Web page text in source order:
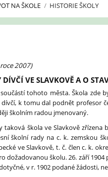
NA ŠKOLE / HISTORIE ŠKOLY
2007)
DÍVČÍ VE SLAVKOVĚ A O
tohoto města. Škola zde
k tomu dal podnět profesor
školním radou jmenovaný.
taková škola ve Slavkově
školní rady na c. k. zemskou
ve Slavkově, t. č. člen c. k.
školu. 26. září
v r. 1902 podané žádosti,